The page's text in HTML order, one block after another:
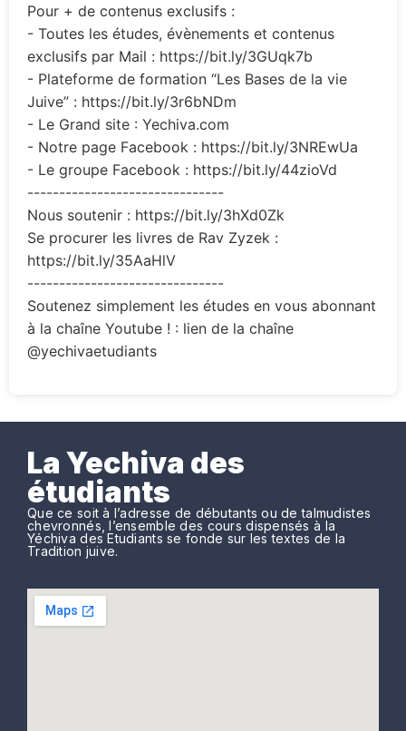
Pour + de contenus exclusifs :
- Toutes les études, évènements et contenus
exclusifs par Mail : https://bit.ly/3GUqk7b
- Plateforme de formation “Les Bases de la vie
Juive” : https://bit.ly/3r6bNDm
- Le Grand site : Yechiva.com
- Notre page Facebook : https://bit.ly/3NREwUa
- Le groupe Facebook : https://bit.ly/44zioVd
-------------------------------
Nous soutenir : https://bit.ly/3hXd0Zk
Se procurer les livres de Rav Zyzek :
https://bit.ly/35AaHlV
-------------------------------
Soutenez simplement les études en vous abonnant
à la chaîne Youtube ! : lien de la chaîne
@yechivaetudiants
La Yechiva des
étudiants
Que ce soit à l’adresse de débutants ou de talmudistes
chevronnés, l’ensemble des cours dispensés à la
Yéchiva des Etudiants se fonde sur les textes de la
Tradition juive.